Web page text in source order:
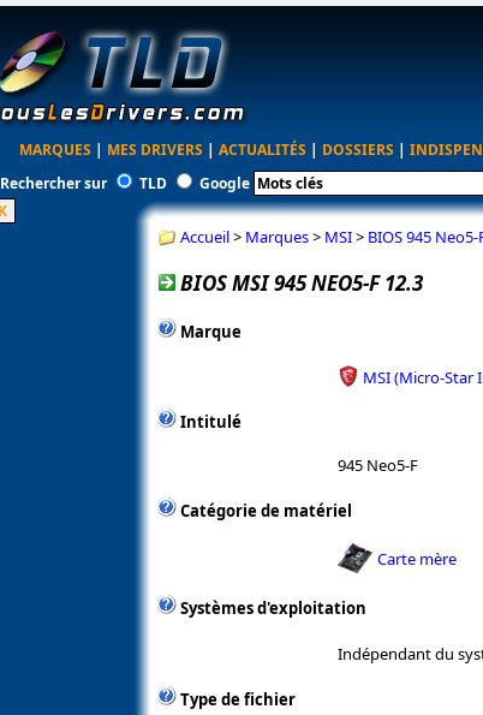
MARQUES | MES DRIVERS | ACTUALITÉS | DOSSIERS |
Rechercher sur
TLD Google
Accueil> Marques> MSI> BIOS 945 Neo5-
BIOS MSI 945 NEO5-F 12.3
Marque
MSI (Micro-Star
Intitulé
945 Neo5-F
Catégorie de matériel
Carte mère
Systèmes d'exploitation
Indépendant du
Type de fichier